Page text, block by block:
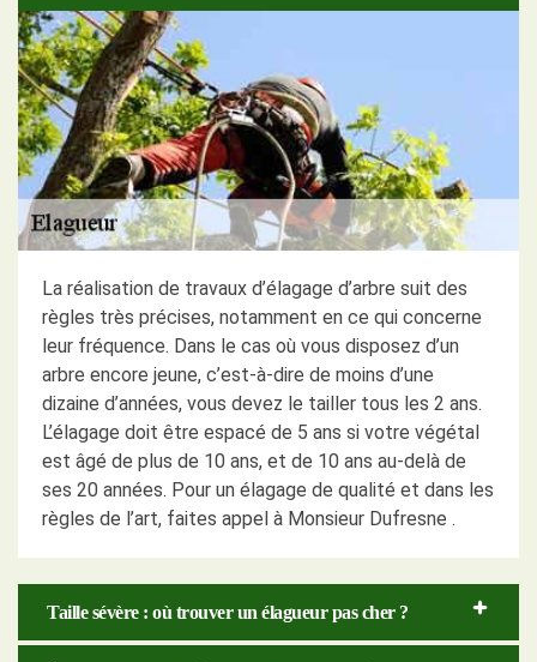
La réalisation de travaux d’élagage d’arbre suit des
règles très précises, notamment en ce qui concerne
leur fréquence. Dans le cas où vous disposez d’un
arbre encore jeune, c’est-à-dire de moins d’une
dizaine d’années, vous devez le tailler tous les 2 ans.
L’élagage doit être espacé de 5 ans si votre végétal
est âgé de plus de 10 ans, et de 10 ans au-delà de
ses 20 années. Pour un élagage de qualité et dans les
règles de l’art, faites appel à Monsieur Dufresne .
Taille sévère : où trouver un élagueur pas cher ?